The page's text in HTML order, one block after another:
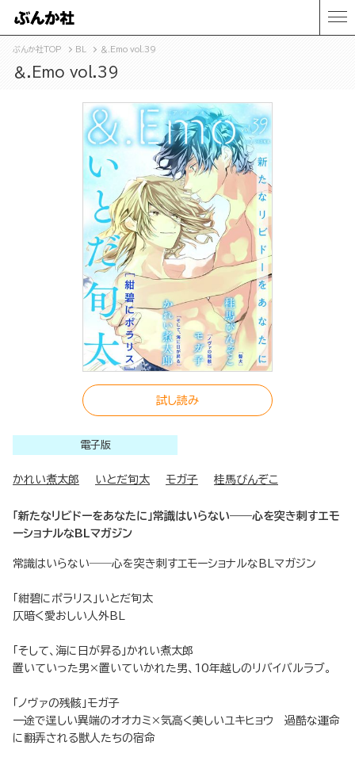
ぶんか社TOP BL ＆.Emo vol.39
＆.Emo vol.39
試し読み
電子版
かれい煮太郎 いとだ旬太 モガ子 桂馬びんぞこ
「新たなリビドーをあなたに」常識はいらない――心を突き刺すエモ
ーショナルなBLマガジン
常識はいらない――心を突き刺すエモーショナルなBLマガジン
「紺碧にポラリス」いとだ旬太
仄暗く愛おしい人外BL
「そして、海に日が昇る」かれい煮太郎
置いていった男×置いていかれた男、10年越しのリバイバルラブ。
「ノヴァの残骸」モガ子
一途で逞しい異端のオオカミ×気高く美しいユキヒョウ 過酷な運命
に翻弄される獣人たちの宿命